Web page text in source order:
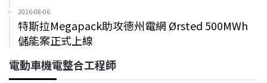
2026-08-06
特斯拉Megapack助攻德州電網 Ørsted 500MWh
儲能案正式上線
電動車機電整合工程師